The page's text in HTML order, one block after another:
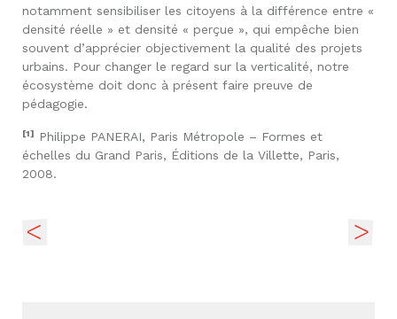
notamment sensibiliser les citoyens à la différence entre «
densité réelle » et densité « perçue », qui empêche bien
souvent d’apprécier objectivement la qualité des projets
urbains. Pour changer le regard sur la verticalité, notre
écosystème doit donc à présent faire preuve de
pédagogie.
[1]
Philippe PANERAI, Paris Métropole – Formes et
échelles du Grand Paris, Éditions de la Villette, Paris,
2008.